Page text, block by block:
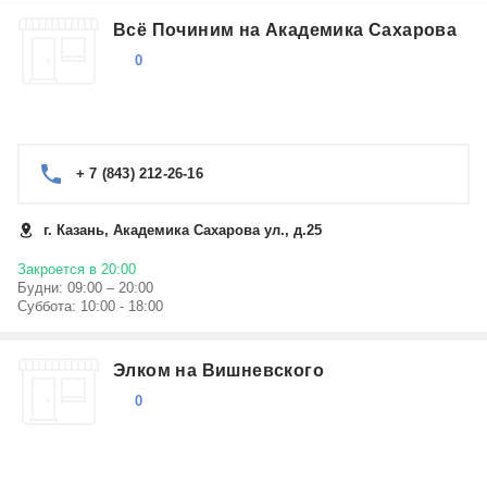
Всё Починим на Академика Сахарова
0
+ 7 (843) 212-26-16
г. Казань, Академика Сахарова ул., д.25
Закроется в 20:00
Будни: 09:00 – 20:00
Суббота: 10:00 - 18:00
Элком на Вишневского
0